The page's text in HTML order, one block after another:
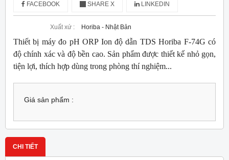
FACEBOOK SHARE X LINKEDIN
Xuất xứ : Horiba - Nhật Bản
Thiết bị máy đo pH ORP Ion độ dẫn TDS Horiba F-74G có
độ chính xác và độ bền cao. Sản phẩm được thiết kế nhỏ gọn,
tiện lợi, thích hợp dùng trong phòng thí nghiệm...
Giá sản phẩm :
CHI TIẾT